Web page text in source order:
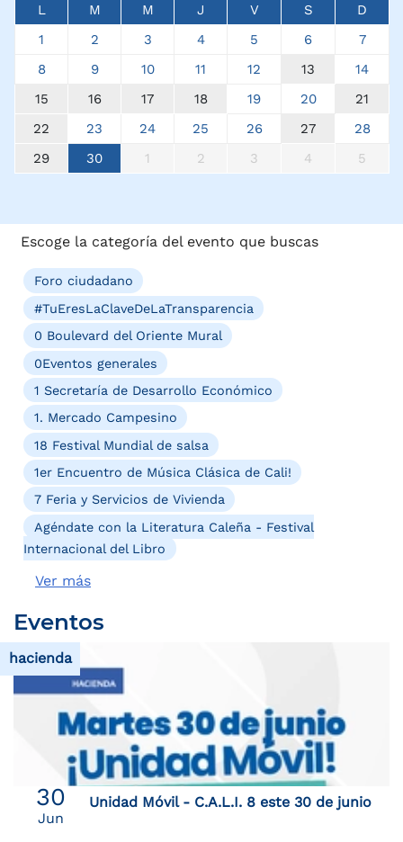
L M M J V S
D
1
2 3 4 5 6
7
8
9 10 11 12 13
14
15
16 17 18 19 20
21
22
23 24 25 26 27
28
29
30 1 2 3 4 5
Escoge la categoría del evento que buscas
Foro ciudadano
#TuEresLaClaveDeLaTransparencia
0 Boulevard del Oriente Mural
0Eventos generales
1 Secretaría de Desarrollo Económico
1. Mercado Campesino
18 Festival Mundial de salsa
1er Encuentro de Música Clásica de Cali!
7 Feria y Servicios de Vivienda
Agéndate con la Literatura Caleña - Festival
Internacional del Libro
Ver más
Eventos
hacienda
30
Jun
Unidad Móvil - C.A.L.I. 8 este 30 de junio